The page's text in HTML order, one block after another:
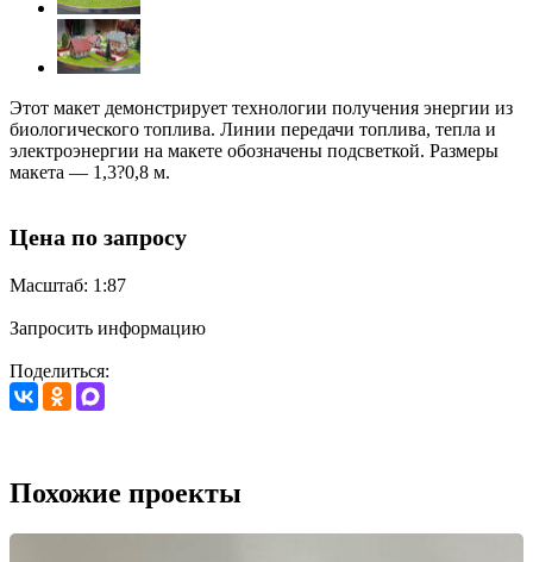
Этот макет демонстрирует технологии получения энергии из
биологического топлива. Линии передачи топлива, тепла и
электроэнергии на макете обозначены подсветкой. Размеры
макета — 1,3?0,8 м.
Цена по запросу
Масштаб: 1:87
Запросить информацию
Поделиться:
Похожие проекты